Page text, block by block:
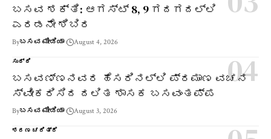
ಬಸವ ಶಕ್ತಿ: ಆಗಸ್ಟ್ 8, 9 ಗದಗದಲ್ಲಿ
ಎರಡನೇ ಶಿಬಿರ
Byಬಸವ ಮೀಡಿಯಾ August 4, 2026
ಸುದ್ದಿ
ಬಸವಣ್ಣನವರ ಹೆಸರಿನಲ್ಲಿ ಪ್ರಮಾಣ ವಚನ
ಸ್ವೀಕರಿಸಿದ ದಲಿತ ಶಾಸಕ ಬಸವಂತಪ್ಪ
Byಬಸವ ಮೀಡಿಯಾ August 3, 2026
ಶರಣ ಚರಿತ್ರೆ